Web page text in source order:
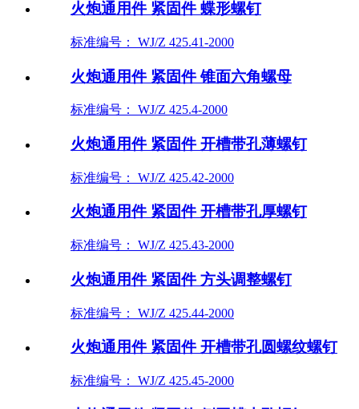
火炮通用件 紧固件 蝶形螺钉
标准编号： WJ/Z 425.41-2000
火炮通用件 紧固件 锥面六角螺母
标准编号： WJ/Z 425.4-2000
火炮通用件 紧固件 开槽带孔薄螺钉
标准编号： WJ/Z 425.42-2000
火炮通用件 紧固件 开槽带孔厚螺钉
标准编号： WJ/Z 425.43-2000
火炮通用件 紧固件 方头调整螺钉
标准编号： WJ/Z 425.44-2000
火炮通用件 紧固件 开槽带孔圆螺纹螺钉
标准编号： WJ/Z 425.45-2000